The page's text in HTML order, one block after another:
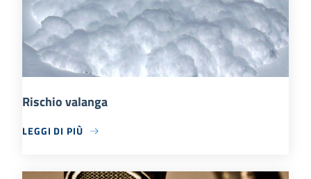
Rischio valanga
LEGGI DI PIÙ